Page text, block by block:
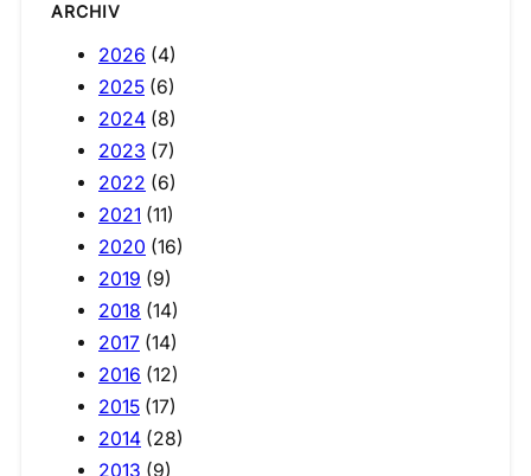
ARCHIV
2026 (4)
2025 (6)
2024 (8)
2023 (7)
2022 (6)
2021 (11)
2020 (16)
2019 (9)
2018 (14)
2017 (14)
2016 (12)
2015 (17)
2014 (28)
2013 (9)